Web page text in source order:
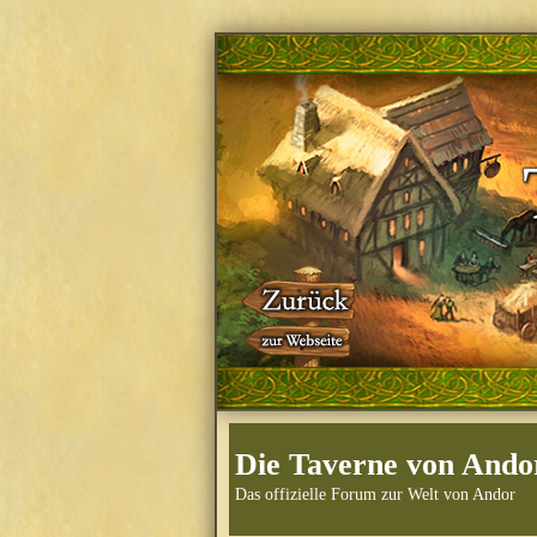
Die Taverne von
Das offizielle Forum zur Welt von Andor